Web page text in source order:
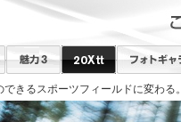
きるスポーツフィールドに変わる。